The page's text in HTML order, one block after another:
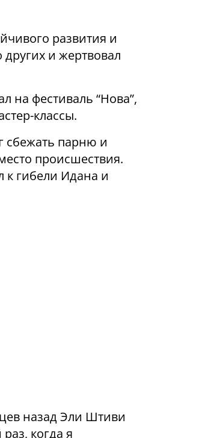
развития и
и жертвовал
на фестиваль “Нова”,
классы.
сбежать парню и
происшествия.
к гибели Идана и
назад Эли Штиви
когда я